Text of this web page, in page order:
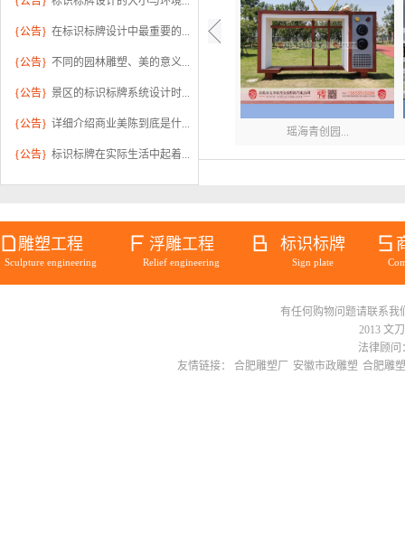
{公告} 在标识标牌设计中最重要的...
{公告} 不同的园林雕塑、美的意义...
{公告} 景区的标识标牌系统设计时...
{公告} 详细介绍商业美陈到底是什...
{公告} 标识标牌在实际生活中起着...
瑶海青创园...
华邦蜀山别...
雕塑工程
Sculpture engineering
浮雕工程
Relief engineering
标识标牌
Sign plate
有任何购物问题请联系我
2013 文
法律顾问
友情链接： 合肥雕塑厂 安徽市政雕塑 合肥雕